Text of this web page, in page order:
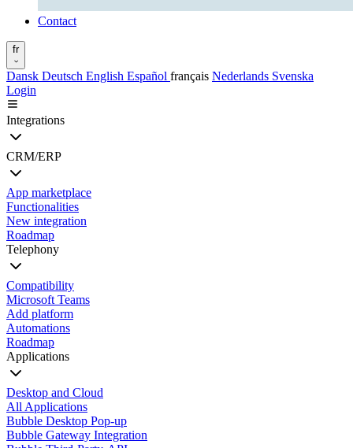
Contact
fr
Dansk Deutsch English Español français Nederlands Svenska
Login
Integrations
CRM/ERP
App marketplace
Functionalities
New integration
Roadmap
Telephony
Compatibility
Microsoft Teams
Add platform
Automations
Roadmap
Applications
Desktop and Cloud
All Applications
Bubble Desktop Pop-up
Bubble Gateway Integration